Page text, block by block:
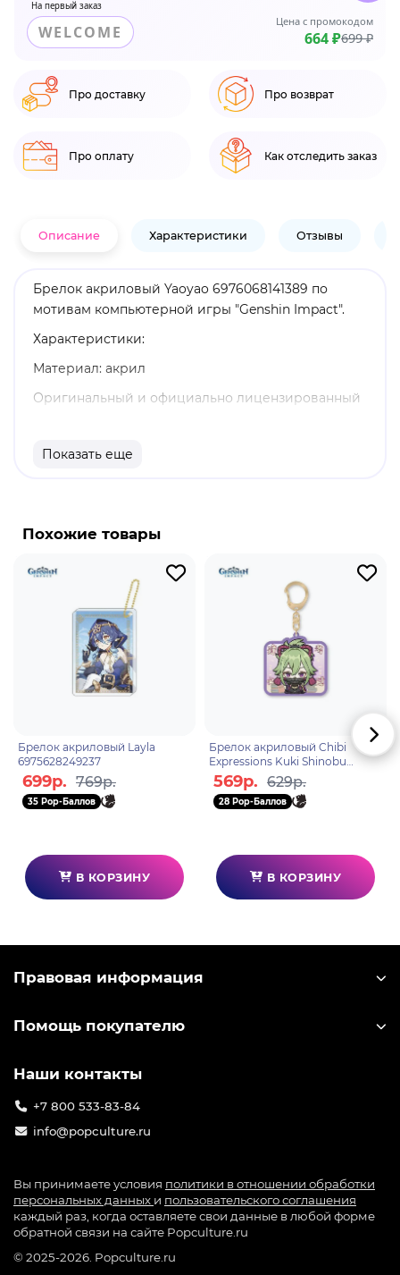
На первый заказ
WELCOME
Цена с промокодом
664 ₽699 ₽
Про доставку Про возврат
Про оплату Как отследить заказ
Описание Характеристики Отзывы
Брелок акриловый Yaoyao 6976068141389 по
мотивам компьютерной игры "Genshin Impact".
Характеристики:
Материал: акрил
Оригинальный и официально лицензированный
Бренд: Genshin Impact
вместе с Сян Лин, а также помощницей Гань Юй.
призывают Бросающего Юэгуя и Прыгающего
Юэгуя, которые непрерывно бросают Редьки
белого нефрита и восстанавливают HP членам
отряда, а также наносят Дендро урон
противникам.
Показать еще
Похожие товары
Брелок акриловый Layla
6975628249237
699р. 769р.
35 Pop-Баллов
В КОРЗИНУ
Брелок акриловый Chibi
Expressions Kuki Shinobu
6975628248377
569р. 629р.
28 Pop-Баллов
В КОРЗИНУ
Правовая информация
Помощь покупателю
Наши контакты
+7 800 533-83-84
info@popculture.ru
Вы принимаете условия политики в отношении обработки
персональных данных и пользовательского соглашения
каждый раз, когда оставляете свои данные в любой форме
обратной связи на сайте Popculture.ru
© 2025-2026. Popculture.ru